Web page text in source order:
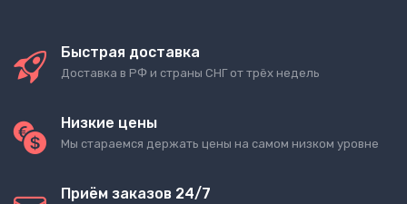
Быстрая доставка
Доставка в РФ и страны СНГ от трёх недель
Низкие цены
Мы стараемся держать цены на самом низком уровне
Приём заказов 24/7